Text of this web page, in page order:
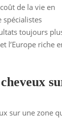
de la vie en
spécialistes
toujours
l’Europe riche
sur une zone